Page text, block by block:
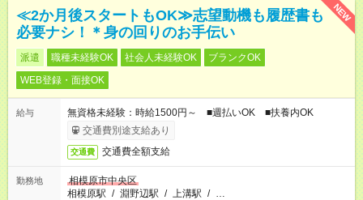
NEW
≪2か月後スタートもOK≫志望動機も履歴書も
必要ナシ！＊身の回りのお手伝い
派遣 職種未経験OK 社会人未経験OK
ブランクOK
WEB登録・面接OK
給与
無資格未経験：時給1500円～ ■週払いOK ■扶養内OK
交通費別途支給あり
交通費 交通費全額支給
勤務地
相模原市中央区
相模原駅 / 淵野辺駅 / 上溝駅 / …